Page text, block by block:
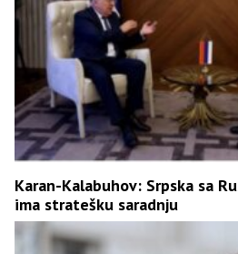
Karan-Kalabuhov: Srpska sa
ima stratešku saradnju